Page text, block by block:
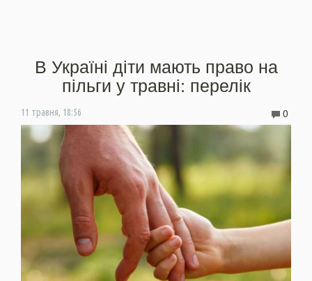
В Україні діти мають право на
пільги у травні: перелік
11 травня, 18:56 0